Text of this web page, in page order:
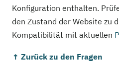
Konfiguration enthalten.
den Zustand der Website zu
Kompatibilität mit aktuellen
↑ Zurück zu den Fragen